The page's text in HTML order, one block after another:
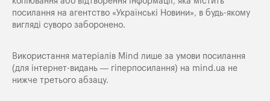
посилання на агентство «Українські Новини», в будь-якому
вигляді суворо заборонено.
Використання матеріалів Mind лише за умови посилання
(для інтернет-видань — гіперпосилання) на mind.ua не
нижче третього абзацу.